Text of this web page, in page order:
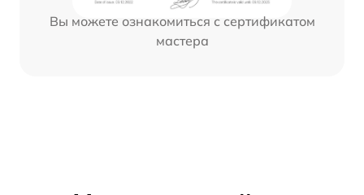
Вы можете ознакомиться с сертификатом
мастера